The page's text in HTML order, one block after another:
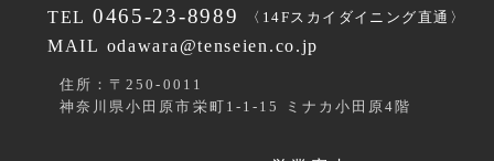
住所：〒250-0011
神奈川県小田原市栄町1-1-15 ミナカ小田原4階
〈14Fスカイダイニング直通〉
TEL 0465-23-8989
MAIL odawara@tenseien.co.jp